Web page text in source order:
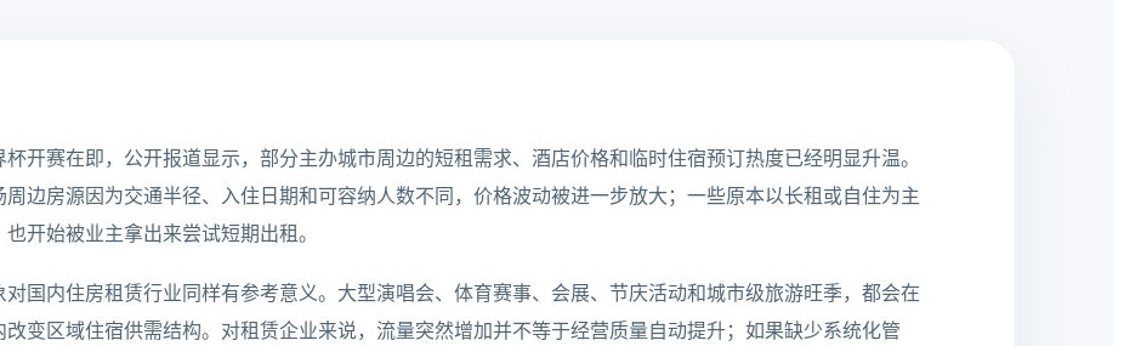
杯开赛在即，公开报道显示，部分主办城市周边的短租需求、酒店价格和临时住宿预订热度已经明显升温。
周边房源因为交通半径、入住日期和可容纳人数不同，价格波动被进一步放大；一些原本以长租或自住为主
也开始被业主拿出来尝试短期出租。
对国内住房租赁行业同样有参考意义。大型演唱会、体育赛事、会展、节庆活动和城市级旅游旺季，都会在
改变区域住宿供需结构。对租赁企业来说，流量突然增加并不等于经营质量自动提升；如果缺少系统化管